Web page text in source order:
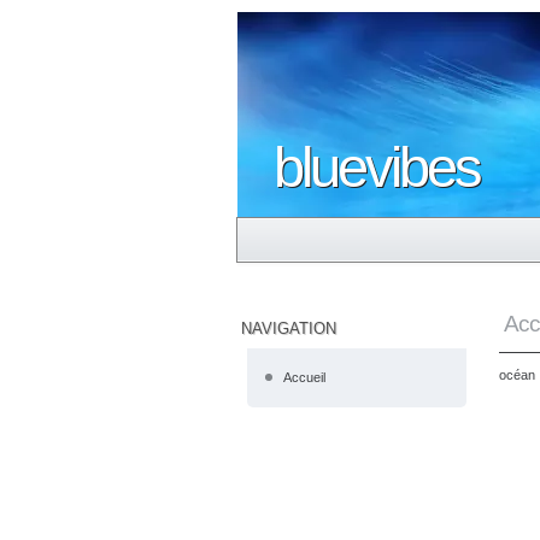
bluevibes
NAVIGATION
Accueil océan